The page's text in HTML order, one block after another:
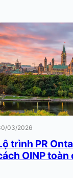
03/2026
trình PR
OINP toàn